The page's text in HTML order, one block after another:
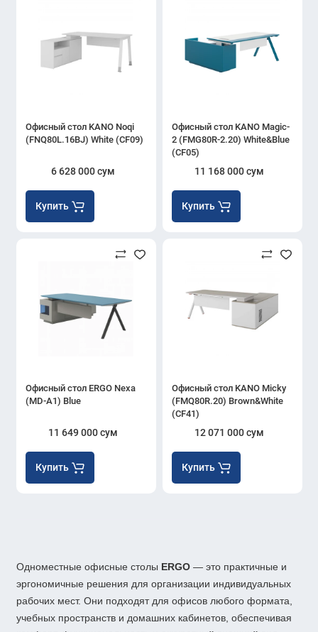
Офисный стол KANO Noqi
(FNQ80L.16BJ) White (CF09)
6 628 000 сум
Купить
Офисный стол KANO Magic-
2 (FMG80R-2.20) White&Blue
(CF05)
11 168 000 сум
Купить
Офисный стол ERGO Nexa
(MD-A1) Blue
11 649 000 сум
Купить
Офисный стол KANO Micky
(FMQ80R.20) Brown&White
(CF41)
12 071 000 сум
Купить
Одноместные офисные столы ERGO— это практичные и
эргономичные решения для организации индивидуальных
рабочих мест. Они подходят для офисов любого формата,
учебных пространств и домашних кабинетов, обеспечивая